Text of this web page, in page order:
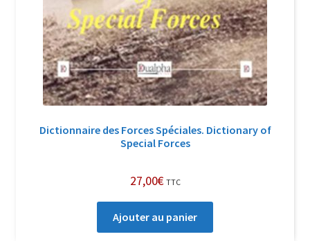
Suivi de la Commande
Dictionnaire des Forces Spéciales. Dictionary of
Special Forces
27,00€ TTC
Ajouter au panier